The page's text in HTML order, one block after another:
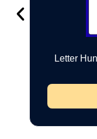
Letter